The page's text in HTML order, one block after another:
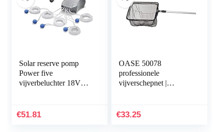
Solar reserve pomp
Power five
vijverbeluchter 18V
tuinvijver 101889
€51.81
OASE 50078
professionele
vijverschepnet |
accessoires |
€33.25